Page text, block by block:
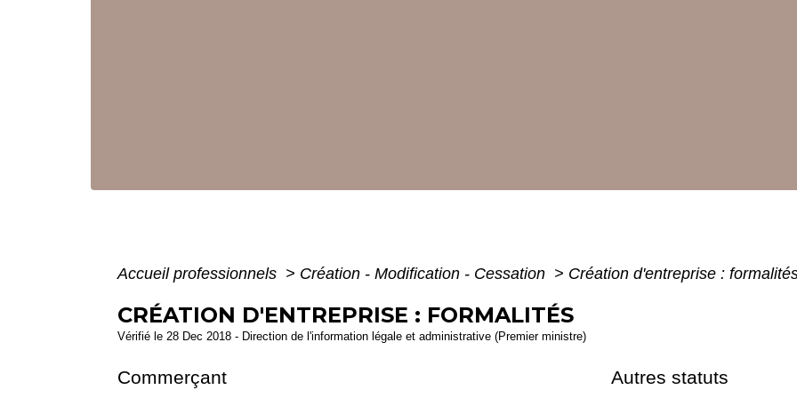
Accueil professionnels > Création - Modification - Cessation > Création d'entreprise :
CRÉATION D'ENTREPRISE : FORMALITÉS
Vérifié le 28 Dec 2018 - Direction de l'information légale et administrative (Premier ministre)
Commerçant Autres statuts